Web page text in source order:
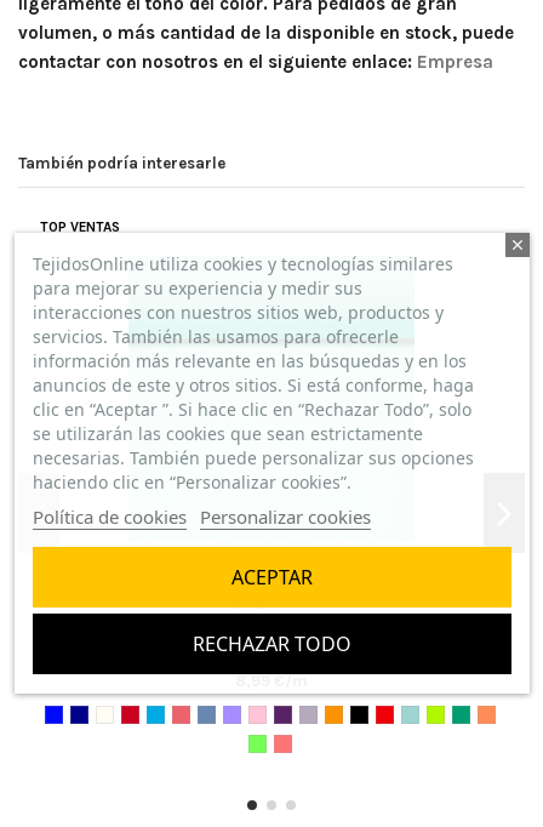
volumen, o más cantidad de la disponible en stock, puede
contactar con nosotros en el siguiente enlace: Empresa
También podría interesarle
TOP VENTAS
1 opinión
TejidosOnline utiliza cookies y tecnologías similares
para mejorar su experiencia y medir sus
interacciones con nuestros sitios web, productos y
servicios. También las usamos para ofrecerle
información más relevante en las búsquedas y en los
anuncios de este y otros sitios. Si está conforme, haga
clic en “Aceptar ”. Si hace clic en “Rechazar Todo”, solo
se utilizarán las cookies que sean estrictamente
necesarias. También puede personalizar sus opciones
haciendo clic en “Personalizar cookies”.
Política de cookies Personalizar cookies
RECHAZAR TODO
ACEPTAR